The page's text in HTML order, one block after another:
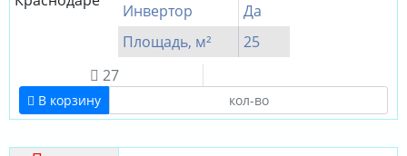
Инвертор
Да
Площадь, м²
25
27
В корзину